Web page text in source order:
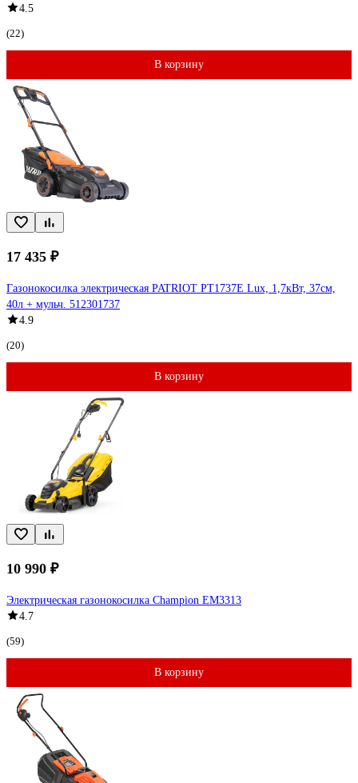
4.5
(22)
В корзину
17 435 ₽
Газонокосилка электрическая PATRIOT PT1737E Lux, 1,7кВт, 37см,
40л + мульч. 512301737
4.9
(20)
В корзину
10 990 ₽
Электрическая газонокосилка Champion EM3313
4.7
(59)
В корзину